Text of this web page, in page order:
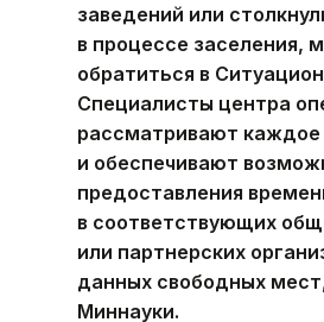
заведений или
в процессе заселения,
обратиться в
Специалисты центра
рассматривают
и обеспечивают
предоставления
в соответствующих
или партнерских
данных свободных
Миннауки.